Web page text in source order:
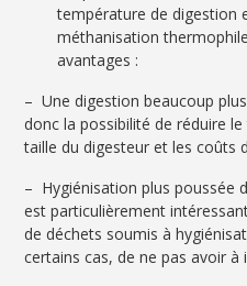
température de digestion
méthanisation
avantages :
– Une digestion beaucoup
donc la possibilité de réduire
taille du digesteur et les coûts
– Hygiénisation plus poussée
est particulièrement
de déchets soumis à
certains cas, de ne pas avoir à